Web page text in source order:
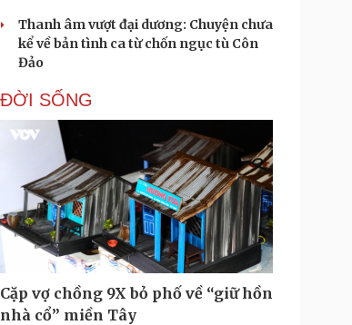
Thanh âm vượt đại dương: Chuyện chưa
kể về bản tình ca từ chốn ngục tù Côn
Đảo
ĐỜI SỐNG
Cặp vợ chồng 9X bỏ phố về “giữ hồn
nhà cổ” miền Tây